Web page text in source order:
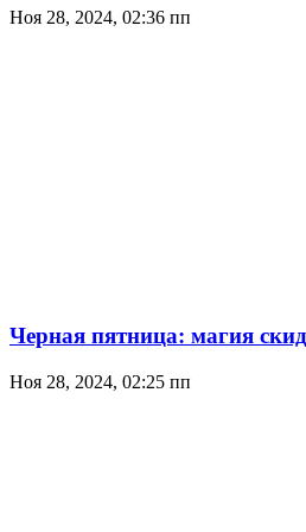
Ноя 28, 2024, 02:36 пп
Черная пятница: магия
Ноя 28, 2024, 02:25 пп